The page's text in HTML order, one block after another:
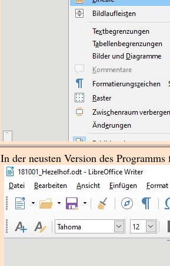
In der neusten Version des